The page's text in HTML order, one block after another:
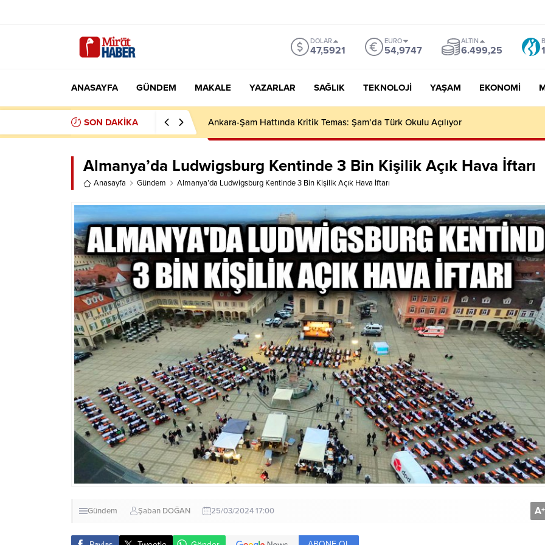
DOLAR
47,5921
EURO
54,9747
ALTIN
6.499,25
ANASAYFA GÜNDEM MAKALE YAZARLAR SAĞLIK TEKNOLOJI YAŞAM EKONOMI
SON DAKİKA İCRA DOSYALARI HIZLA ARTIYOR
Almanya’da Ludwigsburg Kentinde 3 Bin Kişilik Açık Hava İftarı
Anasayfa Gündem Almanya’da Ludwigsburg Kentinde 3 Bin Kişilik Açık Hava İftarı
Gündem Şaban DOĞAN 25/03/2024 17:00 A+